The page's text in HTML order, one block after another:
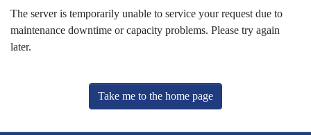
The server is temporarily unable to service your request due to
maintenance downtime or capacity problems. Please try again
later.
Take me to the home page